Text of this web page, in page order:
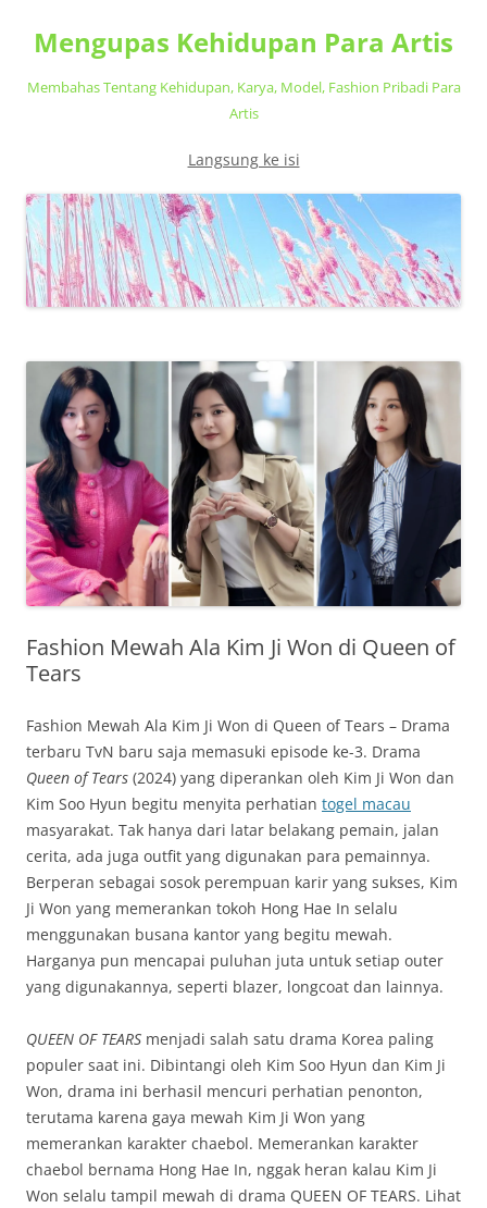
Mengupas Kehidupan Para Artis
Membahas Tentang Kehidupan, Karya, Model, Fashion Pribadi Para
Artis
Langsung ke isi
Fashion Mewah Ala Kim Ji Won di Queen of
Tears
Fashion Mewah Ala Kim Ji Won di Queen of Tears – Drama
terbaru TvN baru saja memasuki episode ke-3. Drama
Queen of Tears (2024) yang diperankan oleh Kim Ji Won dan
Kim Soo Hyun begitu menyita perhatian togel macau
masyarakat. Tak hanya dari latar belakang pemain, jalan
cerita, ada juga outfit yang digunakan para pemainnya.
Berperan sebagai sosok perempuan karir yang sukses, Kim
Ji Won yang memerankan tokoh Hong Hae In selalu
menggunakan busana kantor yang begitu mewah.
Harganya pun mencapai puluhan juta untuk setiap outer
yang digunakannya, seperti blazer, longcoat dan lainnya.
QUEEN OF TEARS menjadi salah satu drama Korea paling
populer saat ini. Dibintangi oleh Kim Soo Hyun dan Kim Ji
Won, drama ini berhasil mencuri perhatian penonton,
terutama karena gaya mewah Kim Ji Won yang
memerankan karakter chaebol. Memerankan karakter
chaebol bernama Hong Hae In, nggak heran kalau Kim Ji
Won selalu tampil mewah di drama QUEEN OF TEARS. Lihat